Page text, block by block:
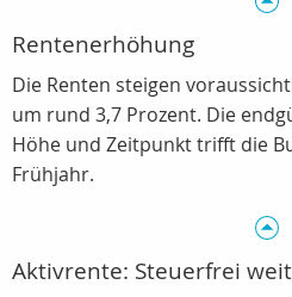
Rentenerhöhung
Die Renten steigen
um rund 3,7 Prozent. Die
Höhe und Zeitpunkt trifft die
Frühjahr.
Aktivrente: Steuerfrei